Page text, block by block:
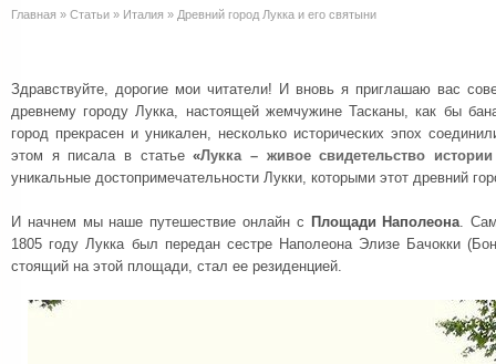
Главная » Статьи » Италия » Древний город Лукка и его святыни
Здравствуйте, дорогие мои читатели! И вновь я приглашаю вас
древнему городу Лукка, настоящей жемчужине Тасканы, как бы
город прекрасен и уникален, несколько исторических эпох
этом я писала в статье«Лукка – живое свидетельство
уникальные достопримечательности Лукки, которыми этот древний
И начнем мы наше путешествие онлайн с Площади Наполеона.
1805 году Лукка был передан сестре Наполеона Элизе Бачокки
стоящий на этой площади, стал ее резиденцией.